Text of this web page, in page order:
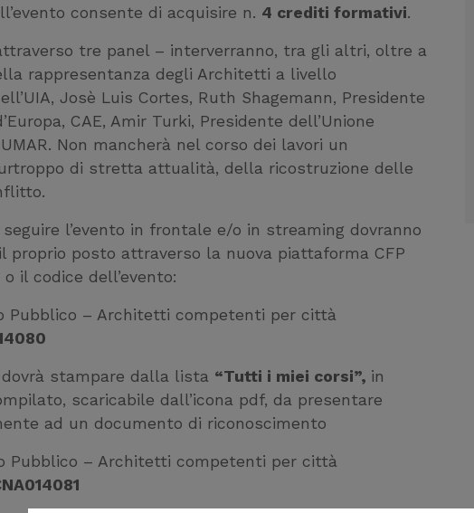
consente di acquisire n. 4 crediti formativi.
tre panel – interverranno, tra gli altri, oltre a
rappresentanza degli Architetti a livello
Josè Luis Cortes, Ruth Shagemann, Presidente
CAE, Amir Turki, Presidente dell’Unione
Non mancherà nel corso dei lavori un
di stretta attualità, della ricostruzione delle
l’evento in frontale e/o in streaming dovranno
proprio posto attraverso la nuova piattaforma CFP
il codice dell’evento:
Pubblico – Architetti competenti per città
stampare dalla lista “Tutti i miei corsi”, in
scaricabile dall’icona pdf, da presentare
ad un documento di riconoscimento
Pubblico – Architetti competenti per città